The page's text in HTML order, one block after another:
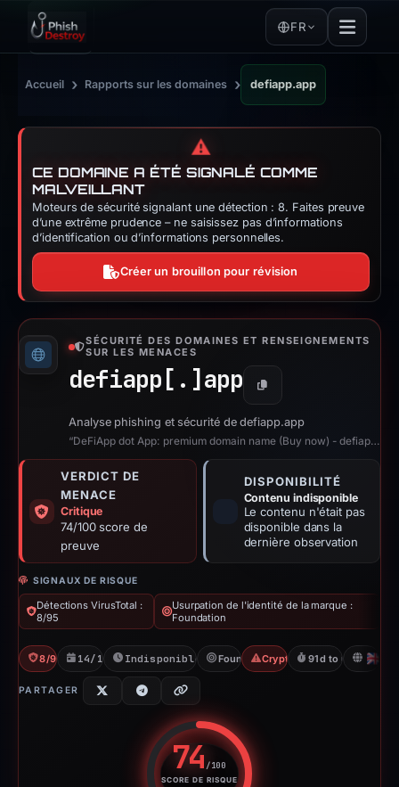
FR
Accueil › Rapports sur les domaines › defiapp.app
⚠️
CE DOMAINE A ÉTÉ SIGNALÉ COMME
MALVEILLANT
Moteurs de sécurité signalant une détection : 8. Faites preuve
d’une extrême prudence – ne saisissez pas d’informations
d’identification ou d’informations personnelles.
Créer un brouillon pour révision
SÉCURITÉ DES DOMAINES ET RENSEIGNEMENTS
SUR LES MENACES
defiapp[.] app Copier
Analyse phishing et sécurité de defiapp.app
“DeFiApp dot App: premium domain name (Buy now) - defiapp.app”
VERDICT DE
MENACE
Critique
74/100 score de
preuve
DISPONIBILITÉ
Contenu indisponible
Le contenu n'était pas
disponible dans la
dernière observation
SIGNAUX DE RISQUE
Détections VirusTotal :
8/95
Usurpation de l'identité de la marque :
Foundation
8/95 VT14/12/2025Indisponible depuis 01/05/2026
FoundationCrypto Scam91d to unavailable
PARTAGER
74 /100
SCORE DE RISQUE